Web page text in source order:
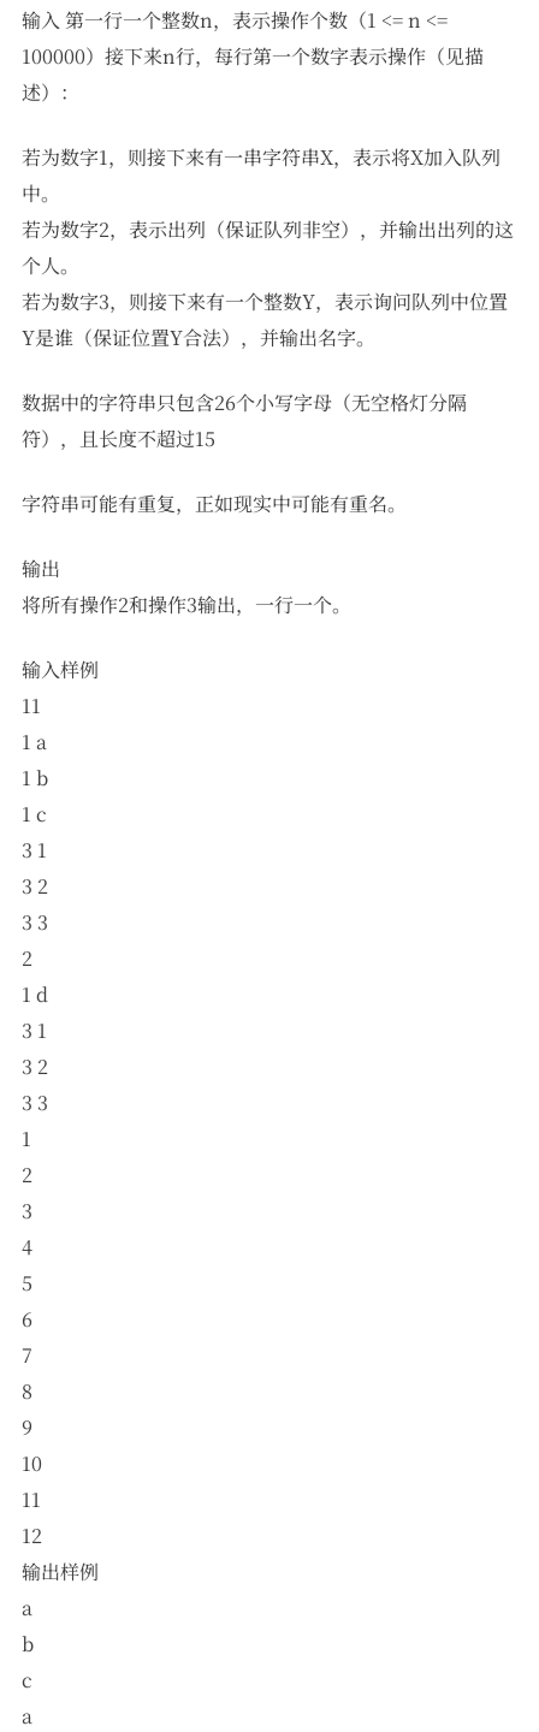
输入 第一行一个整数n，表示操作个数（1 <= n <=
100000）接下来n行，每行第一个数字表示操作（见描
述）：
若为数字1，则接下来有一串字符串X，表示将X加入队列
中。
若为数字2，表示出列（保证队列非空），并输出出列的这
个人。
若为数字3，则接下来有一个整数Y，表示询问队列中位置
Y是谁（保证位置Y合法），并输出名字。
数据中的字符串只包含26个小写字母（无空格灯分隔
符），且长度不超过15
字符串可能有重复，正如现实中可能有重名。
输出
将所有操作2和操作3输出，一行一个。
输入样例
11
1 a
1 b
1 c
3 1
3 2
3 3
2
1 d
3 1
3 2
3 3
1
2
3
4
5
6
7
8
9
10
11
12
输出样例
a
b
c
a